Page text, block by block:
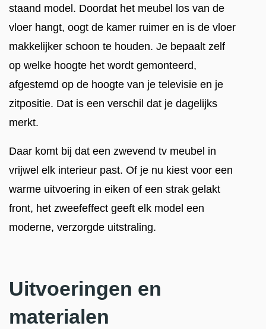
staand model. Doordat het meubel los van de
vloer hangt, oogt de kamer ruimer en is de vloer
makkelijker schoon te houden. Je bepaalt zelf
op welke hoogte het wordt gemonteerd,
afgestemd op de hoogte van je televisie en je
zitpositie. Dat is een verschil dat je dagelijks
merkt.
Daar komt bij dat een zwevend tv meubel in
vrijwel elk interieur past. Of je nu kiest voor een
warme uitvoering in eiken of een strak gelakt
front, het zweefeffect geeft elk model een
moderne, verzorgde uitstraling.
Uitvoeringen en
materialen